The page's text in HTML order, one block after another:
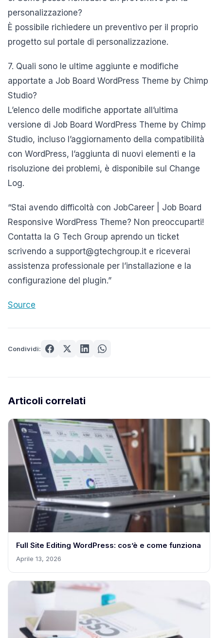
personalizzazione?
È possibile richiedere un preventivo per il proprio
progetto sul portale di personalizzazione.
7. Quali sono le ultime aggiunte e modifiche
apportate a Job Board WordPress Theme by Chimp
Studio?
L’elenco delle modifiche apportate all’ultima
versione di Job Board WordPress Theme by Chimp
Studio, incluso l’aggiornamento della compatibilità
con WordPress, l’aggiunta di nuovi elementi e la
risoluzione dei problemi, è disponibile sul Change
Log.
“Stai avendo difficoltà con JobCareer | Job Board
Responsive WordPress Theme? Non preoccuparti!
Contatta la G Tech Group aprendo un ticket
scrivendo a support@gtechgroup.it e riceverai
assistenza professionale per l’installazione e la
configurazione del plugin.”
Source
Condividi:
Articoli correlati
Full Site Editing WordPress: cos’è e come funziona
Aprile 13, 2026